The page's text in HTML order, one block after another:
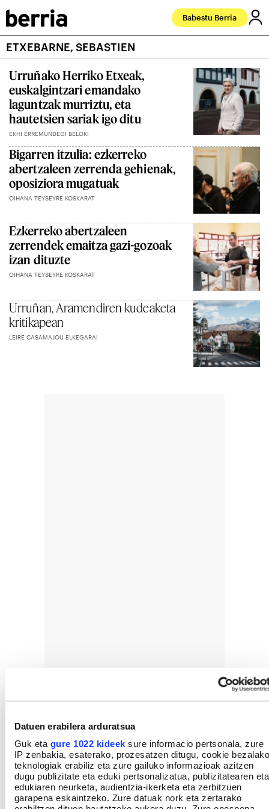
Datuen erabilera arduratsua
Guk eta gure 1022 kideek sure informacio pertsonala, zure
IP zenbakia, esaterako, prozesatzen ditugu, cookie bezalako
teknologiak erabiliz eta zure gailuko informazioak azitzen
dugu publizitate eta eduki pertsonalizatua, publizitatearen eta
edukiaren neurketa, audientzia-ikerketa eta zerbitzuen
garapena eskaintzeko. Zure datuak nork eta zertarako
Babestu Berria
ETXEBARNE, SEBASTIEN
Urruñako Herriko Etxeak,
euskalgintzari emandako
laguntzak murriztu, eta
hautetsien sariak igo ditu
EKHI ERREMUNDEGI BELOKI
Bigarren itzulia: ezkerreko
abertzaleen zerrenda gehienak,
oposiziora mugatuak
OIHANA TEYSEYRE KOSKARAT
Ezkerreko abertzaleen
zerrendek emaitza gazi-gozoak
izan dituzte
OIHANA TEYSEYRE KOSKARAT
Urruñan, Aramendiren kudeaketa
kritikapean
LEIRE CASAMAJOU ELKEGARAI